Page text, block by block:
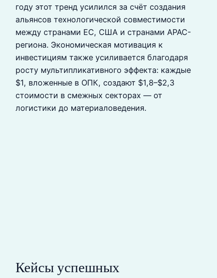
году этот тренд усилился за счёт создания
альянсов технологической совместимости
между странами ЕС, США и странами APAC-
региона. Экономическая мотивация к
инвестициям также усиливается благодаря
росту мультипликативного эффекта: каждые
$1, вложенные в ОПК, создают $1,8–$2,3
стоимости в смежных секторах — от
логистики до материаловедения.
Кейсы успешных